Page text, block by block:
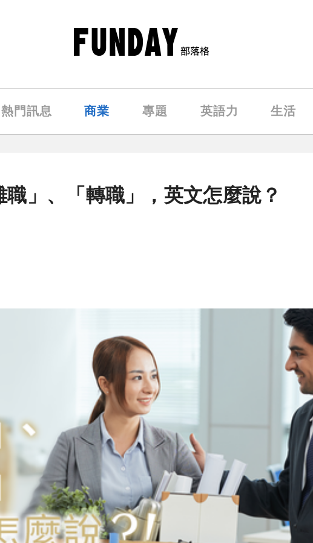
熱門訊息 商業 專題 英語力 生活
」、「轉職」，英文怎麼說？